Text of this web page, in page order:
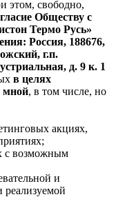
этом, свободно,
Обществу с
Термо Русь»
Россия, 188676,
г.п.
д. 9 к. 1
в целях
мной, в том числе, но
акциях,
с возможным
и
реализуемой